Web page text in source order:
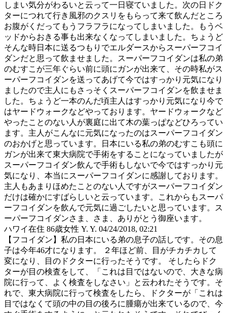
しまい気分がわるいと云って一日寝ていました。次の日ドク
ターにつれて行き風邪のクスリをもらって来て飲んだところ
お腹がくだってもうフラフラになってしまいました。もうベ
ッドからおきる事も出来なくなってしまいました。ちょうど
そんな時日本に送るつもりでエルダースからスーパーフコイ
ダンだと思って飲ませました。スーパーフコイダンは私の弟
のむすこが三年ぐらい前に頭にガンが出来て、その時私がス
ーパーフコイダンを送ってあげて今ではすっかり元気になり
ましたので主人にもさっそくスーパーフコイダンを飲ませま
した。ちょうど一本のんだ頃主人はすっかり元気になり今で
はヤードウォークなどやっております。ヤードウォークなど
やったことのない人が裏庭に出て木の葉っぱなどひろってい
ます。主人がこんなに元気になったのはスーパーフコイダン
のおかげと思っています。日本にいる私の弟のむすこも頭に
ガンが出来て東大病院で手術をすることになっていましたが
スーパーフコイダン飲んで手術もしないで今ではすっかり元
気になり、本当にスーパーフコイダンに感謝しております。
主人もあまりほめたことのない人ですがスーパーフコイダン
だけは確かにすばらしいと云っています。これからもスーパ
ーフコイダンを飲んで元気に過ごしたいと思っています。ス
ーパーフコイダンさま、さま、ありがとう御座います。
ハワイ在住 86歳女性 Y. Y. 04/24/2018, 02:21
【フコイダン】私の日本にいる弟の息子の話しです。その息
子は今年46才になります。 ２年ほど前、目がチカチカして
変になり、目のドクターに行ったそうです。 そしたらドク
ターが目の検査をして、「これは目ではないので、大きな病
院に行って、よく検査をしなさい」と云われたそうです。そ
れで、東大病院に行って検査をしたら、ドクターが「これは
目ではなくて頭の中の目の後ろに腫瘍が出来ているので、今